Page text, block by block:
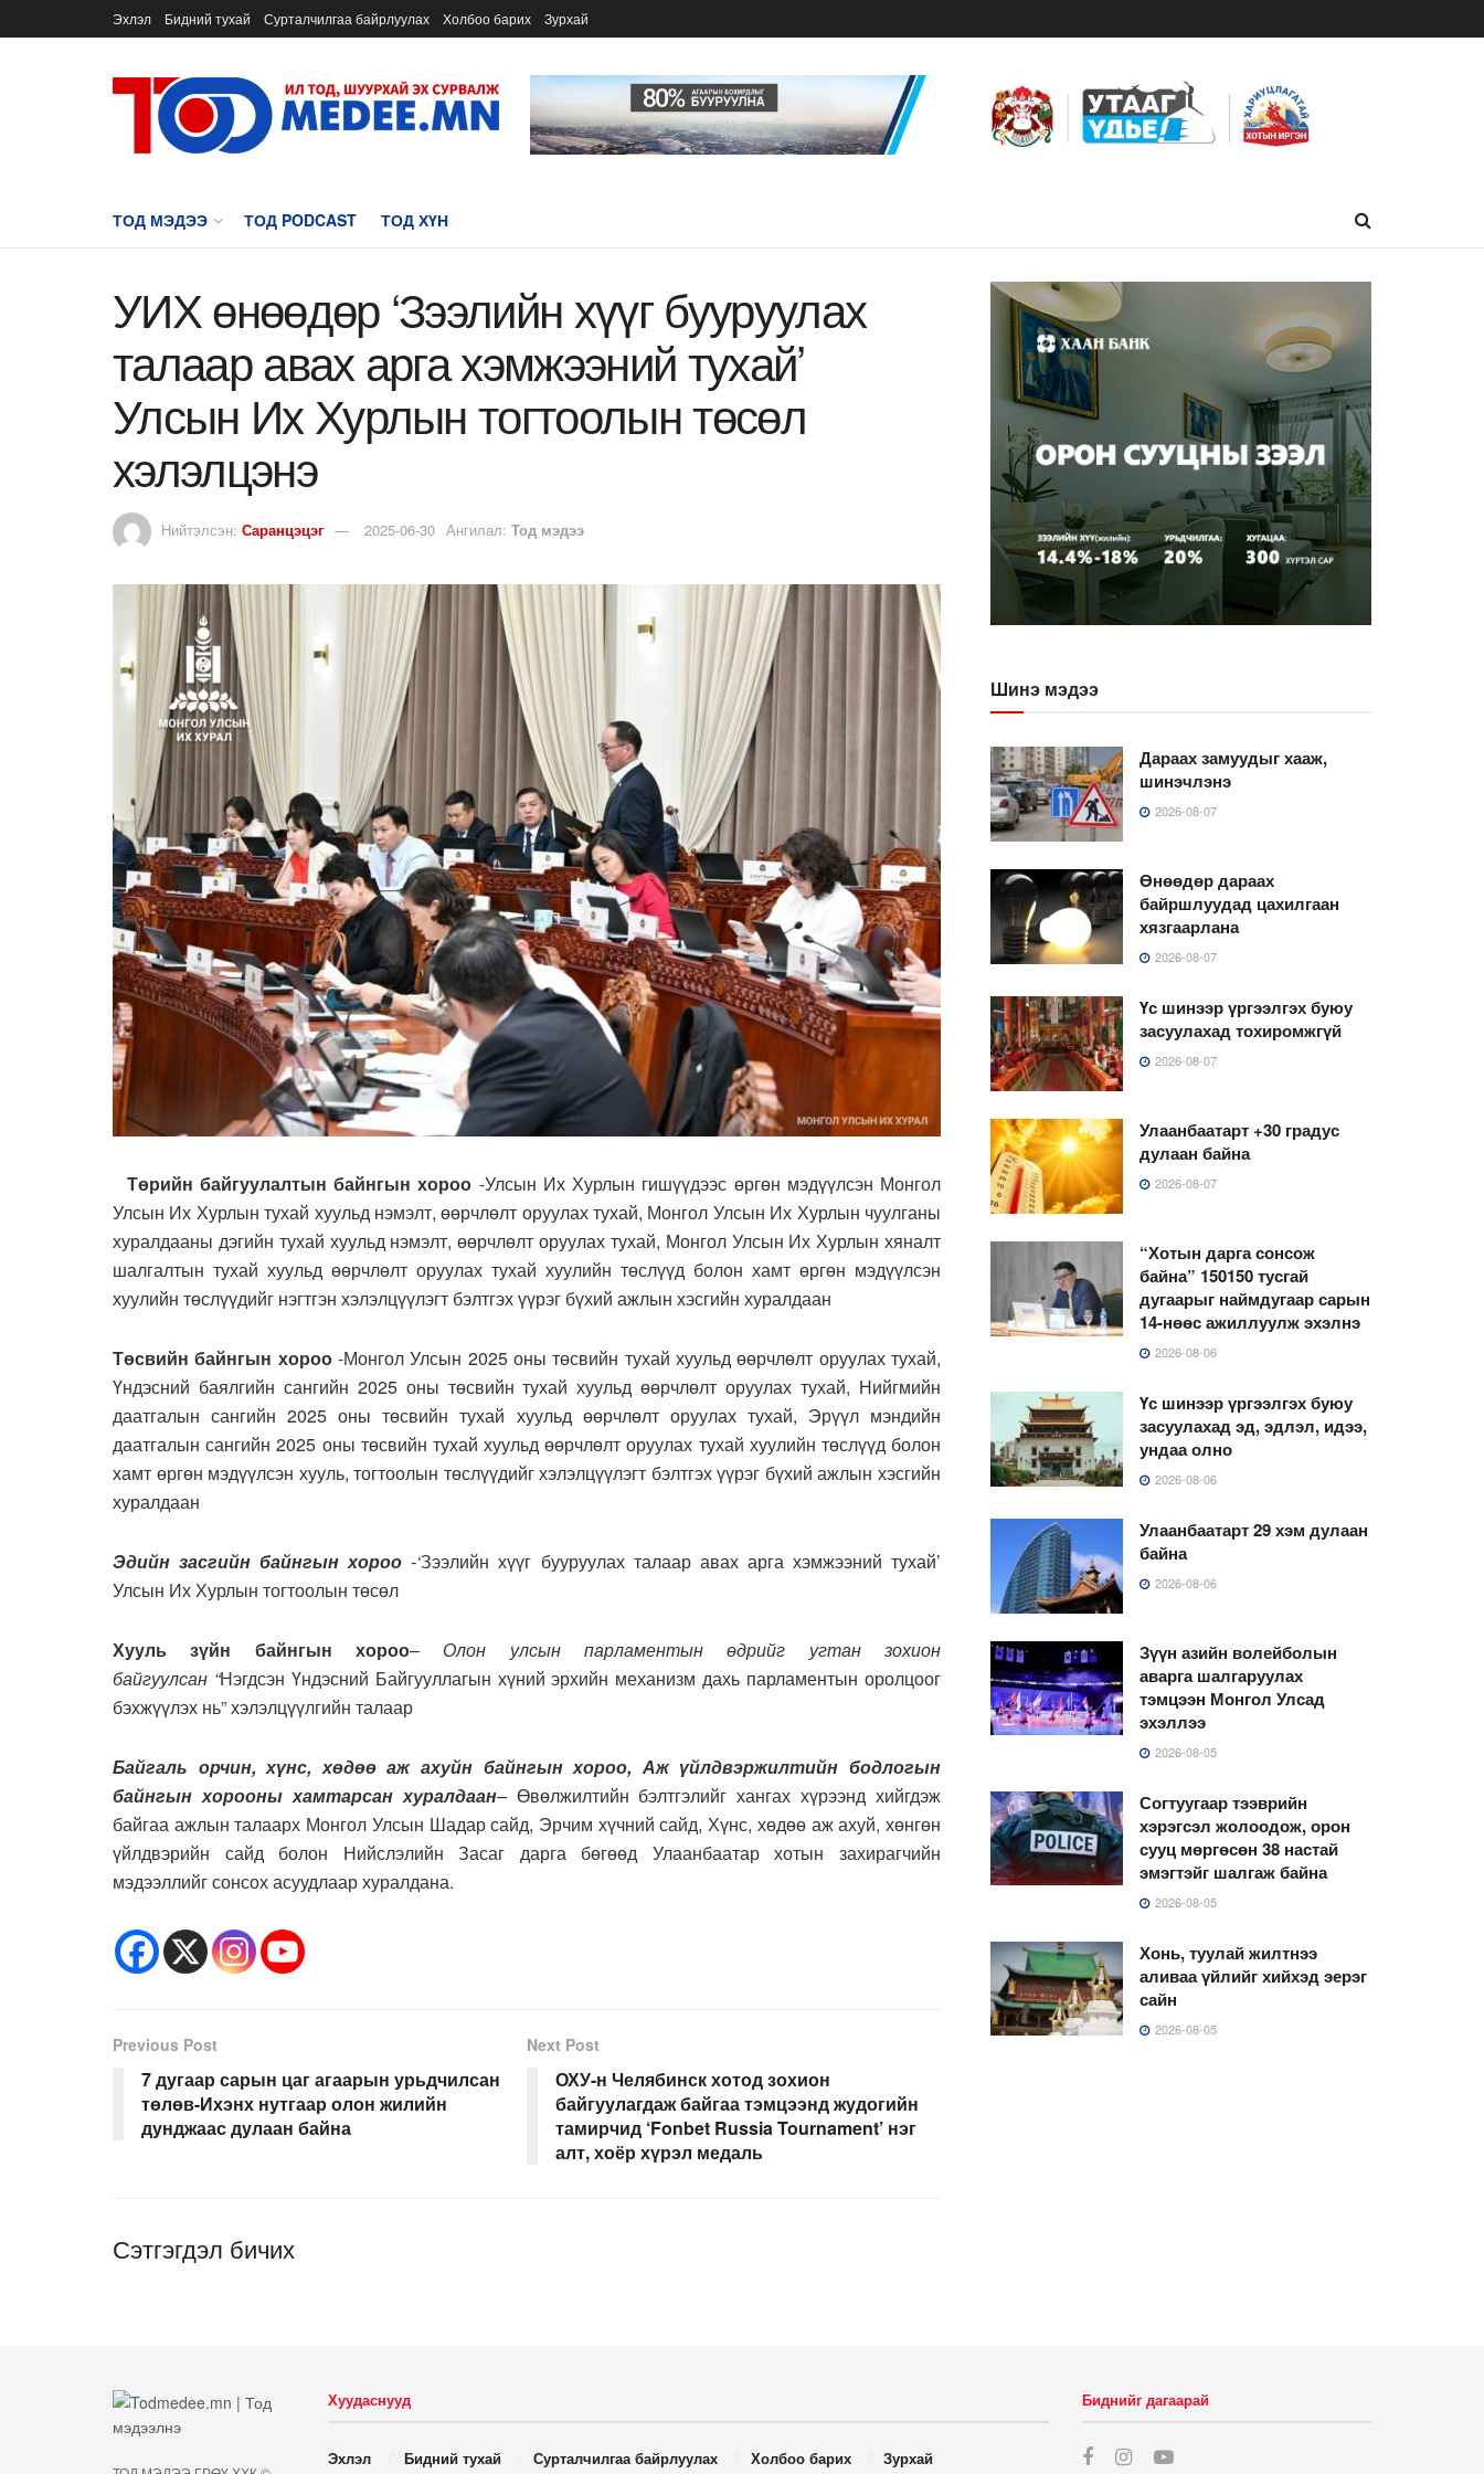
Эхлэл Бидний тухай Сурталчилгаа байрлуулах Холбоо барих Зурхай
ТОД МЭДЭЭ ТОД PODCAST ТОД ХҮН
УИХ өнөөдөр ‘Зээлийн хүүг бууруулах
талаар авах арга хэмжээний тухай’
Улсын Их Хурлын тогтоолын төсөл
хэлэлцэнэ
Нийтэлсэн: Саранцэцэг 2025-06-30 Ангилал: Тод мэдээ
Төрийн байгуулалтын байнгын хороо -Улсын Их Хурлын гишүүдээс өргөн мэдүүлсэн Монгол
Улсын Их Хурлын тухай хуульд нэмэлт, өөрчлөлт оруулах тухай, Монгол Улсын Их Хурлын чуулганы
хуралдааны дэгийн тухай хуульд нэмэлт, өөрчлөлт оруулах тухай, Монгол Улсын Их Хурлын хяналт
шалгалтын тухай хуульд өөрчлөлт оруулах тухай хуулийн төслүүд болон хамт өргөн мэдүүлсэн
хуулийн төслүүдийг нэгтгэн хэлэлцүүлэгт бэлтгэх үүрэг бүхий ажлын хэсгийн хуралдаан
Төсвийн байнгын хороо-Монгол Улсын 2025 оны төсвийн тухай хуульд өөрчлөлт оруулах тухай,
Үндэсний баялгийн сангийн 2025 оны төсвийн тухай хуульд өөрчлөлт оруулах тухай, Нийгмийн
даатгалын сангийн 2025 оны төсвийн тухай хуульд өөрчлөлт оруулах тухай, Эрүүл мэндийн
даатгалын сангийн 2025 оны төсвийн тухай хуульд өөрчлөлт оруулах тухай хуулийн төслүүд болон
хамт өргөн мэдүүлсэн хууль, тогтоолын төслүүдийг хэлэлцүүлэгт бэлтгэх үүрэг бүхий ажлын хэсгийн
хуралдаан
Эдийн засгийнбайнгын хороо -‘Зээлийн хүүг бууруулах талаар авах арга хэмжээний тухай’
Улсын Их Хурлын тогтоолын төсөл
Хууль зүйн байнгын хороо– Олон улсын парламентын өдрийг угтан зохион
байгуулсан “Нэгдсэн Үндэсний Байгууллагын хүний эрхийн механизм дахь парламентын оролцоог
бэхжүүлэх нь” хэлэлцүүлгийн талаар
Байгаль орчин, хүнс, хөдөө аж ахуйн байнгын хороо, Аж үйлдвэржилтийн бодлогын
байнгын хорооны хамтарсан хуралдаан– Өвөлжилтийн бэлтгэлийг хангах хүрээнд хийгдэж
байгаа ажлын талаарх Монгол Улсын Шадар сайд, Эрчим хүчний сайд, Хүнс, хөдөө аж ахуй, хөнгөн
үйлдвэрийн сайд болон Нийслэлийн Засаг дарга бөгөөд Улаанбаатар хотын захирагчийн
мэдээллийг сонсох асуудлаар хуралдана.
Previous Post
7 дугаар сарын цаг агаарын урьдчилсан
төлөв-Ихэнх нутгаар олон жилийн
дунджаас дулаан байна
Next Post
ОХУ-н Челябинск хотод зохион
байгуулагдаж байгаа тэмцээнд жудогийн
тамирчид ‘Fonbet Russia Tournament’ нэг
алт, хоёр хүрэл медаль
Сэтгэгдэл бичих
Шинэ мэдээ
Дараах замуудыг хааж,
шинэчлэнэ
2026-08-07
Өнөөдөр дараах
байршлуудад цахилгаан
хязгаарлана
2026-08-07
Үс шинээр үргээлгэх буюу
засуулахад тохиромжгүй
2026-08-07
Улаанбаатарт +30 градус
дулаан байна
2026-08-07
“Хотын дарга сонсож
байна” 150150 тусгай
дугаарыг наймдугаар сарын
14-нөөс ажиллуулж эхэлнэ
2026-08-06
Үс шинээр үргээлгэх буюу
засуулахад эд, эдлэл, идээ,
ундаа олно
2026-08-06
Улаанбаатарт 29 хэм дулаан
байна
2026-08-06
Зүүн азийн волейболын
аварга шалгаруулах
тэмцээн Монгол Улсад
эхэллээ
2026-08-05
Согтуугаар тээврийн
хэрэгсэл жолоодож, орон
сууц мөргөсөн 38 настай
эмэгтэйг шалгаж байна
2026-08-05
Хонь, туулай жилтнээ
аливаа үйлийг хийхэд эерэг
сайн
2026-08-05
Хуудаснууд
Эхлэл Бидний тухай Сурталчилгаа байрлуулах Холбоо барих Зурхай
Биднийг дагаарай